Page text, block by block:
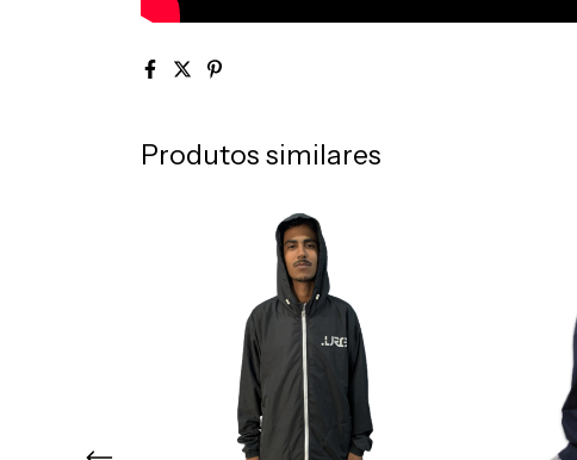
Produtos similares